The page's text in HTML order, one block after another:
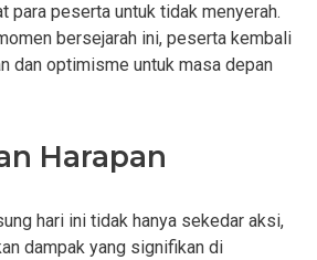
para peserta untuk tidak menyerah.
bersejarah ini, peserta kembali
dan optimisme untuk masa depan
Harapan
hari ini tidak hanya sekedar aksi,
dampak yang signifikan di